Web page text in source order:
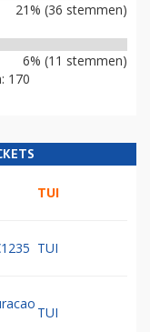
21% (36 stemmen)
6% (11 stemmen)
170
TUI
TUI
TUI